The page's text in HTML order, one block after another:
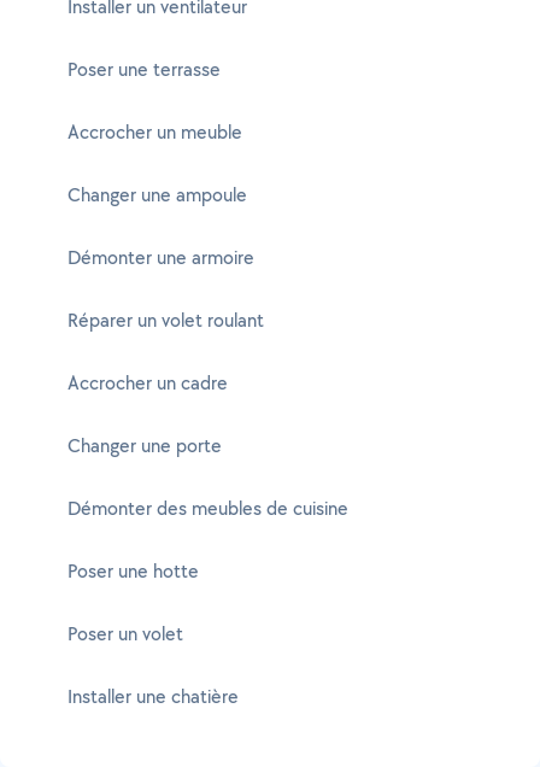
Installer un ventilateur
Poser une terrasse
Accrocher un meuble
Changer une ampoule
Démonter une armoire
Réparer un volet roulant
Accrocher un cadre
Changer une porte
Démonter des meubles de cuisine
Poser une hotte
Poser un volet
Installer une chatière